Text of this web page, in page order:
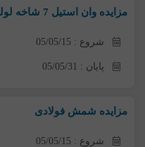
مزایده وان استیل 7 شاخه لوله آهنی و 6 شاخه لوله گالوانیزه
شروع : 05/05/15
پایان : 05/05/31
مزایده شمش فولادی
شروع : 05/05/15